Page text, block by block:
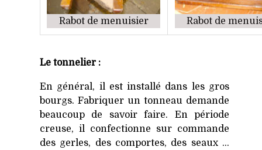
Rabot de menuisier Rabot de
Le tonnelier :
En général, il est installé dans les gros
bourgs. Fabriquer un tonneau demande
beaucoup de savoir faire. En période
creuse, il confectionne sur commande
des gerles, des comportes, des seaux ...